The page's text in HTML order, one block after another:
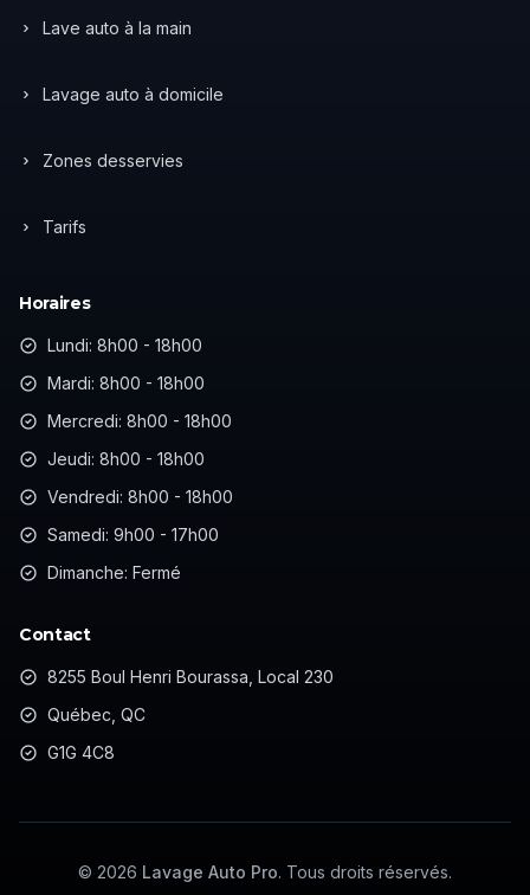
Lave auto à la main
Lavage auto à domicile
Zones desservies
Tarifs
Horaires
Lundi: 8h00 - 18h00
Mardi: 8h00 - 18h00
Mercredi: 8h00 - 18h00
Jeudi: 8h00 - 18h00
Vendredi: 8h00 - 18h00
Samedi: 9h00 - 17h00
Dimanche: Fermé
Contact
8255 Boul Henri Bourassa, Local 230
Québec, QC
G1G 4C8
© 2026 Lavage Auto Pro. Tous droits réservés.